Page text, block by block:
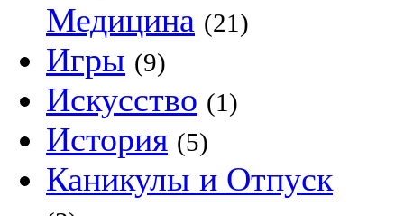
Медицина (21)
Игры (9)
Искусство (1)
История (5)
Каникулы и Отпуск